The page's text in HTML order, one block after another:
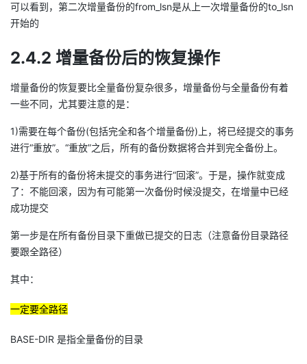
可以看到，第二次增量备份的from_lsn是从上一次增量备份的to_lsn
开始的
2.4.2 增量备份后的恢复操作
增量备份的恢复要比全量备份复杂很多，增量备份与全量备份有着
一些不同，尤其要注意的是：
1)需要在每个备份(包括完全和各个增量备份)上，将已经提交的事务
进行“重放”。“重放”之后，所有的备份数据将合并到完全备份上。
2)基于所有的备份将未提交的事务进行“回滚”。于是，操作就变成
了：不能回滚，因为有可能第一次备份时候没提交，在增量中已经
成功提交
第一步是在所有备份目录下重做已提交的日志（注意备份目录路径
要跟全路径）
其中：
一定要全路径
BASE-DIR 是指全量备份的目录